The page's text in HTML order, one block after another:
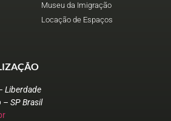
Museu da Imigração
Locação de Espaços
Liberdade
SP Brasil